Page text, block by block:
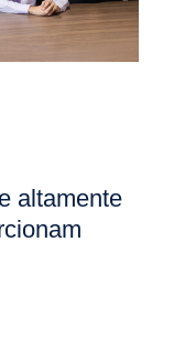
altamente